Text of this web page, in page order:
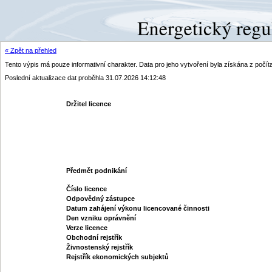
« Zpět na přehled
Tento výpis má pouze informativní charakter. Data pro jeho vytvoření byla získána z
Poslední aktualizace dat proběhla 31.07.2026 14:12:48
Držitel licence
Předmět podnikání
Číslo licence
Odpovědný zástupce
Datum zahájení výkonu licencované činnosti
Den vzniku oprávnění
Verze licence
Obchodní rejstřík
Živnostenský rejstřík
Rejstřík ekonomických subjektů